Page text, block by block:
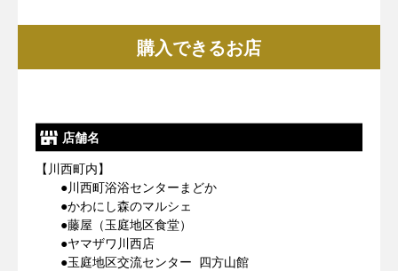
購入できるお店
店舗名
【川西町内】
●川西町浴浴センターまどか
●かわにし森のマルシェ
●藤屋（玉庭地区食堂）
●ヤマザワ川西店
●玉庭地区交流センター 四方山館